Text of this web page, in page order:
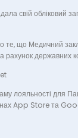
свій обліковий
що Медичний
рахунок державних
лояльності для
App Store та